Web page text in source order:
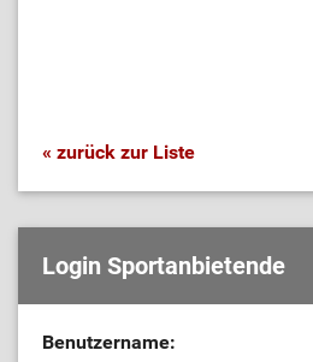
« zurück zur Liste
Login Sportanbietende
Benutzername: